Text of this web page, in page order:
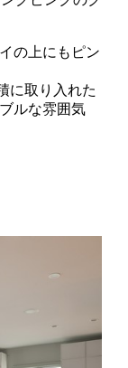
の上にもピン
に取り入れた
ルな雰囲気